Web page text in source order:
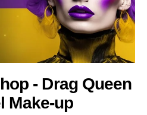
- Drag Queen
Make-up